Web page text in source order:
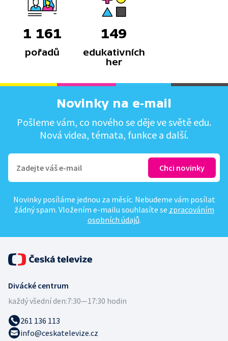
1 161
pořadů
149
edukativních
her
Novinky na e-mail
Pošleme vám, co nového se děje ve světě edu.
Nová videa, témata, funkce a další.
Novinky posíláme jednou za měsíc. Nebudeme vám posílat
žádný spam. Vložením e-mailu souhlasíte se zpracováním
osobních údajů.